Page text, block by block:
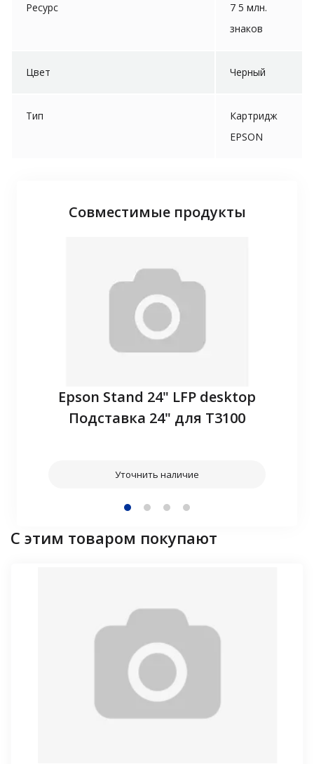
Ресурс
7 5 млн.
знаков
Цвет Черный
Тип
Картридж
EPSON
Совместимые продукты
Epson Stand 24" LFP desktop
Подставка 24" для T3100
Уточнить наличие
С этим товаром покупают